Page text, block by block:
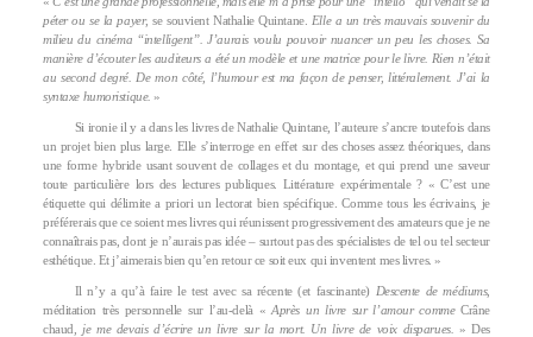
péter ou se la payer, se souvient Nathalie Quintane. Elle a un très mauvais souvenir du
milieu du cinéma “intelligent”. J’aurais voulu pouvoir nuancer un peu les choses. Sa
manière d’écouter les auditeurs a été un modèle et une matrice pour le livre. Rien n’était
au second degré. De mon côté, l’humour est ma façon de penser, littéralement. J’ai la
syntaxe humoristique. »
Si ironie il y a dans les livres de Nathalie Quintane, l’auteure s’ancre toutefois dans
un projet bien plus large. Elle s’interroge en effet sur des choses assez théoriques, dans
une forme hybride usant souvent de collages et du montage, et qui prend une saveur
toute particulière lors des lectures publiques. Littérature expérimentale ? « C’est une
étiquette qui délimite a priori un lectorat bien spécifique. Comme tous les écrivains, je
préférerais que ce soient mes livres qui réunissent progressivement des amateurs que je ne
connaîtrais pas, dont je n’aurais pas idée – surtout pas des spécialistes de tel ou tel secteur
esthétique. Et j’aimerais bien qu’en retour ce soit eux qui inventent mes livres. »
Il n’y a qu’à faire le test avec sa récente (et fascinante) Descente de médiums,
méditation très personnelle sur l’au-delà «Après un livre sur l’amour commeCrâne
chaud , je me devais d’écrire un livre sur la mort. Un livre de voix disparues.
» Des